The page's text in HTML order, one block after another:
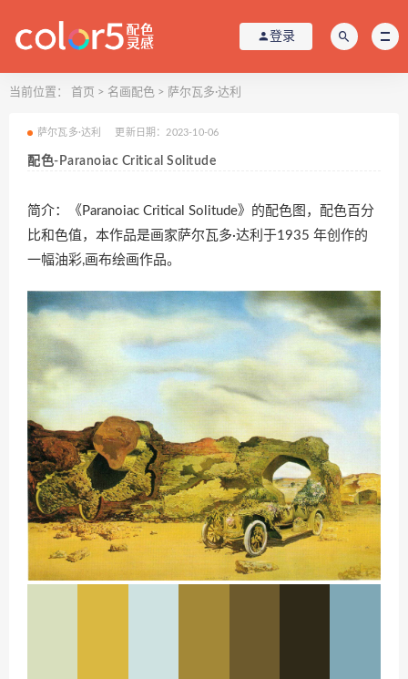
登录
当前位置： 首页 > 名画配色 > 萨尔瓦多·达利
萨尔瓦多·达利 更新日期：2023-10-06
配色-Paranoiac Critical Solitude
简介：《Paranoiac Critical Solitude》的配色图，配色百分
比和色值，本作品是画家萨尔瓦多·达利于1935 年创作的
一幅油彩,画布绘画作品。